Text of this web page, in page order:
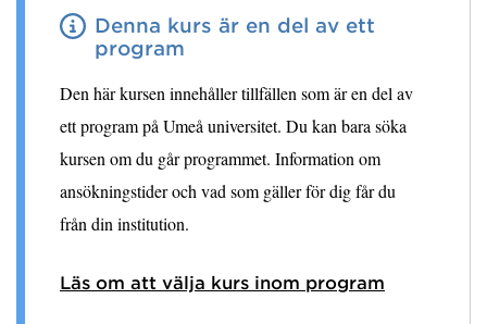
Denna kurs är en del av ett
program
Den här kursen innehåller tillfällen som är en del av
ett program på Umeå universitet. Du kan bara söka
kursen om du går programmet. Information om
ansökningstider och vad som gäller för dig får du
från din institution.
Läs om att välja kurs inom program